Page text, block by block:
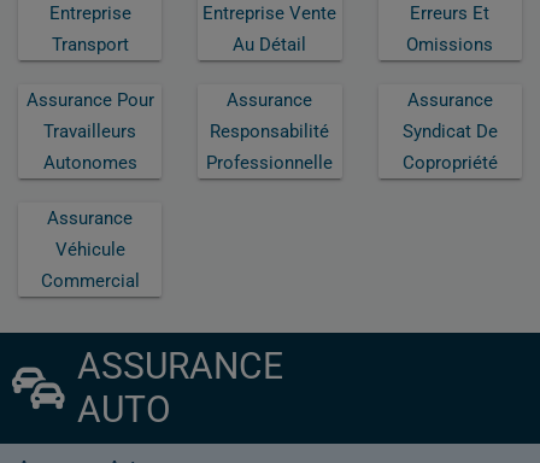
Entreprise
Transport
Entreprise Vente
Au Détail
Erreurs Et
Omissions
Assurance Pour
Travailleurs
Autonomes
Assurance
Responsabilité
Professionnelle
Assurance
Syndicat De
Copropriété
Assurance
Véhicule
Commercial
ASSURANCE
AUTO